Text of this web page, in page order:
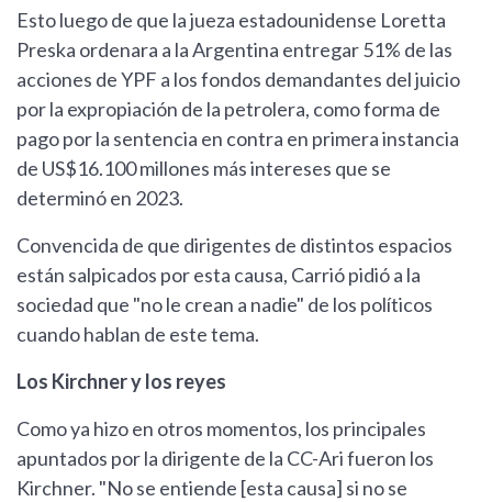
Esto luego de que la jueza estadounidense Loretta
Preska ordenara a la Argentina entregar 51% de las
acciones de YPF a los fondos demandantes del juicio
por la expropiación de la petrolera, como forma de
pago por la sentencia en contra en primera instancia
de US$16.100 millones más intereses que se
determinó en 2023.
Convencida de que dirigentes de distintos espacios
están salpicados por esta causa, Carrió pidió a la
sociedad que "no le crean a nadie" de los políticos
cuando hablan de este tema.
Los Kirchner y los reyes
Como ya hizo en otros momentos, los principales
apuntados por la dirigente de la CC-Ari fueron los
Kirchner. "No se entiende [esta causa] si no se